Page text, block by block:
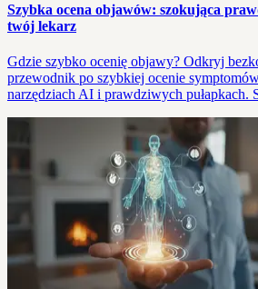
Szybka ocena objawów: szokująca
twój lekarz
Gdzie szybko ocenię objawy? Odkryj
przewodnik po szybkiej ocenie
narzędziach AI i prawdziwych pułapkach.